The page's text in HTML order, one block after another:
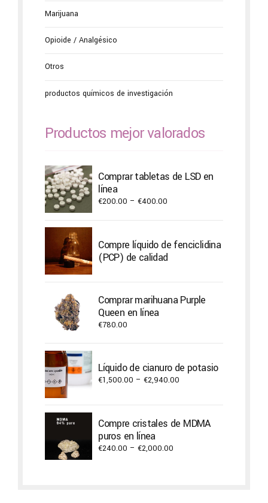
Marijuana
Opioide / Analgésico
Otros
productos químicos de investigación
Productos mejor valorados
Comprar tabletas de LSD en
línea
€200.00 – €400.00
through
€400.00
Compre líquido de fenciclidina
(PCP) de calidad
Comprar marihuana Purple
Queen en línea
€780.00
Líquido de cianuro de potasio
€1,500.00 – €2,940.00
through
€2,940.00
Compre cristales de MDMA
puros en línea
€240.00 – €2,000.00